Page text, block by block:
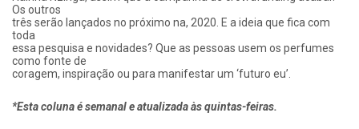
Os outros
três serão lançados no próximo na, 2020. E a ideia que fica com
toda
essa pesquisa e novidades? Que as pessoas usem os perfumes
como fonte de
coragem, inspiração ou para manifestar um ‘futuro eu’.​
*Esta coluna é semanal e atualizada às quintas-feiras.